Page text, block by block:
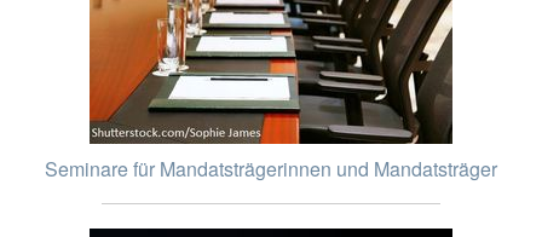
Seminare für Mandatsträgerinnen und Mandatsträger